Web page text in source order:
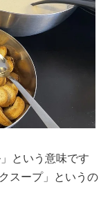
という意味です
スープ」というの